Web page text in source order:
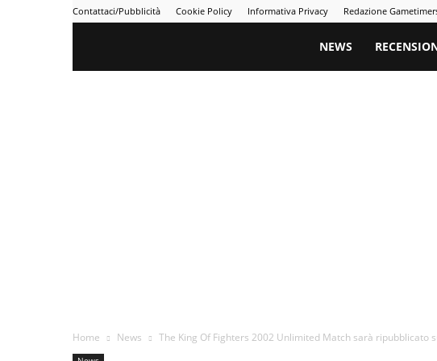
Contattaci/Pubblicità Cookie Policy Informativa Privacy Redazione
Gametimers
NEWS
Home News The King Of Fighters 2002 Unlimited Match sarà ripubblicato